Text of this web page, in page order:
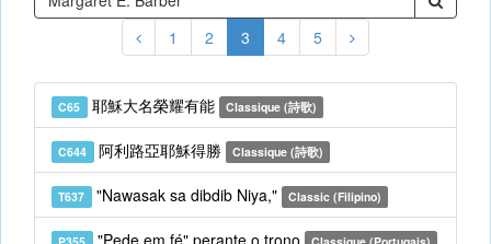
1 2 3 4 5
C65 耶穌大名榮耀有能 Classique (詩歌)
C644 阿利路亞耶穌得勝 Classique (詩歌)
T637 "Nawasak sa dibdib Niya," Classic (Filipino)
"Pede em fé" perante o trono